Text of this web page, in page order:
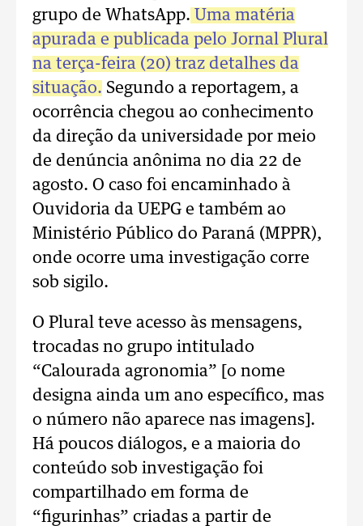
grupo de WhatsApp. Uma matéria
apurada e publicada pelo Jornal Plural
na terça-feira (20) traz detalhes da
situação. Segundo a reportagem, a
ocorrência chegou ao conhecimento
da direção da universidade por meio
de denúncia anônima no dia 22 de
agosto. O caso foi encaminhado à
Ouvidoria da UEPG e também ao
Ministério Público do Paraná (MPPR),
onde ocorre uma investigação corre
sob sigilo.
O Plural teve acesso às mensagens,
trocadas no grupo intitulado
“Calourada agronomia” [o nome
designa ainda um ano específico, mas
o número não aparece nas imagens].
Há poucos diálogos, e a maioria do
conteúdo sob investigação foi
compartilhado em forma de
“figurinhas” criadas a partir de